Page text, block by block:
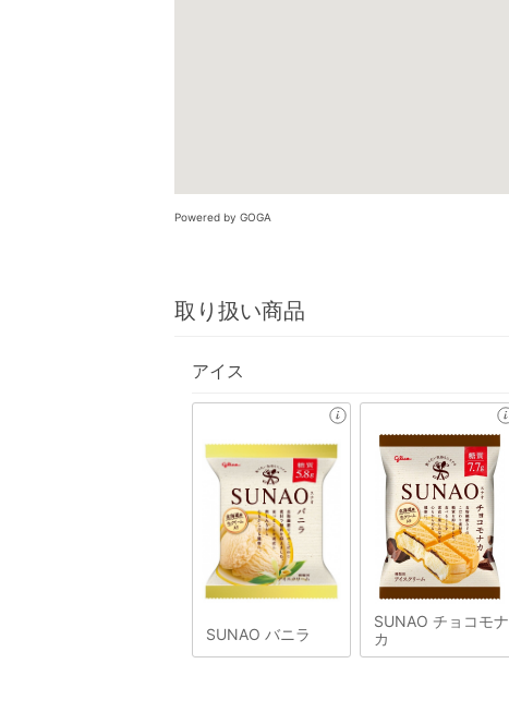
Powered by GOGA
取り扱い商品
アイス
SUNAO バニラ
SUNAO チョコモナ
カ